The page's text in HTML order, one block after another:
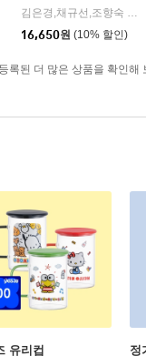
김은경,채규선,조향숙 등저
16,650원 (10% 할인)
록된 더 많은 상품을 확인해
유리컵 정